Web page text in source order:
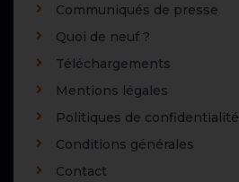
Communiqués de presse
Quoi de neuf ?
Téléchargements
Mentions légales
Politiques de confidentialité
Conditions générales
Contact